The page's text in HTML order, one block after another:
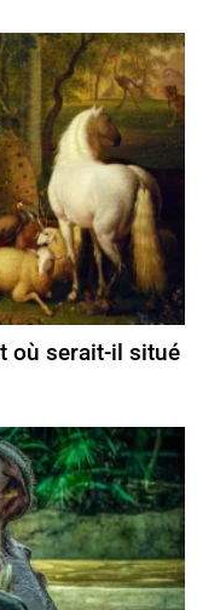
où serait-il situé